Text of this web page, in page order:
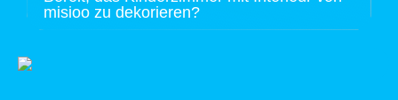
misioo zu dekorieren?